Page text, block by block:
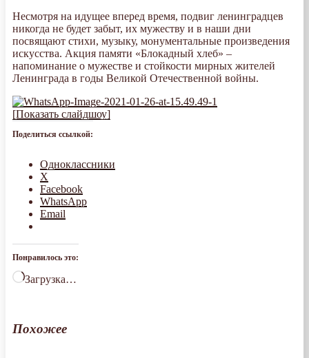
Несмотря на идущее вперед время, подвиг ленинградцев
никогда не будет забыт, их мужеству и в наши дни
посвящают стихи, музыку, монументальные произведения
искусства. Акция памяти «Блокадный хлеб» –
напоминание о мужестве и стойкости мирных жителей
Ленинграда в годы Великой Отечественной войны.
[Показать слайдшоу]
Поделиться ссылкой:
Одноклассники
X
Facebook
WhatsApp
Email
Понравилось это:
Загрузка…
Похожее